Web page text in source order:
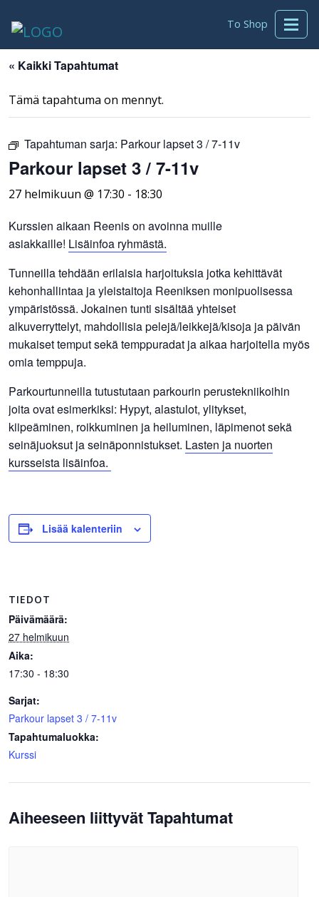
To Shop
« Kaikki Tapahtumat
Tämä tapahtuma on mennyt.
Tapahtuman sarja: Parkour lapset 3 / 7-11v
Parkour lapset 3 / 7-11v
27 helmikuun @ 17:30 - 18:30
Kurssien aikaan Reenis on avoinna muille
asiakkaille! Lisäinfoa ryhmästä.
Tunneilla tehdään erilaisia harjoituksia jotka kehittävät
kehonhallintaa ja yleistaitoja Reeniksen monipuolisessa
ympäristössä. Jokainen tunti sisältää yhteiset
alkuverryttelyt, mahdollisia pelejä/leikkejä/kisoja ja päivän
mukaiset temput sekä temppuradat ja aikaa harjoitella myös
omia temppuja.
Parkourtunneilla tutustutaan parkourin perustekniikoihin
joita ovat esimerkiksi: Hypyt, alastulot, ylitykset,
kiipeäminen, roikkuminen ja heiluminen, läpimenot sekä
seinäjuoksut ja seinäponnistukset. Lasten ja nuorten
kursseista lisäinfoa.
Lisää kalenteriin
TIEDOT
Päivämäärä:
27 helmikuun
Aika:
17:30 - 18:30
Sarjat:
Parkour lapset 3 / 7-11v
Tapahtumaluokka:
Kurssi
Aiheeseen liittyvät Tapahtumat